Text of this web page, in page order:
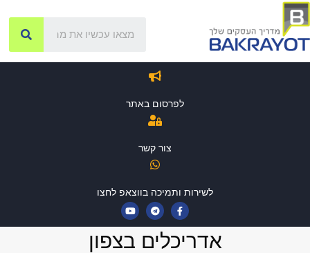
לפרסום באתר
צור קשר
לשירות ותמיכה בווצאפ לחצו
אדריכלים בצפון